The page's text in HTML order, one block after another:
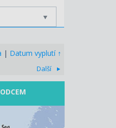
| Datum vyplutí ↑
Další
KČ/OS.